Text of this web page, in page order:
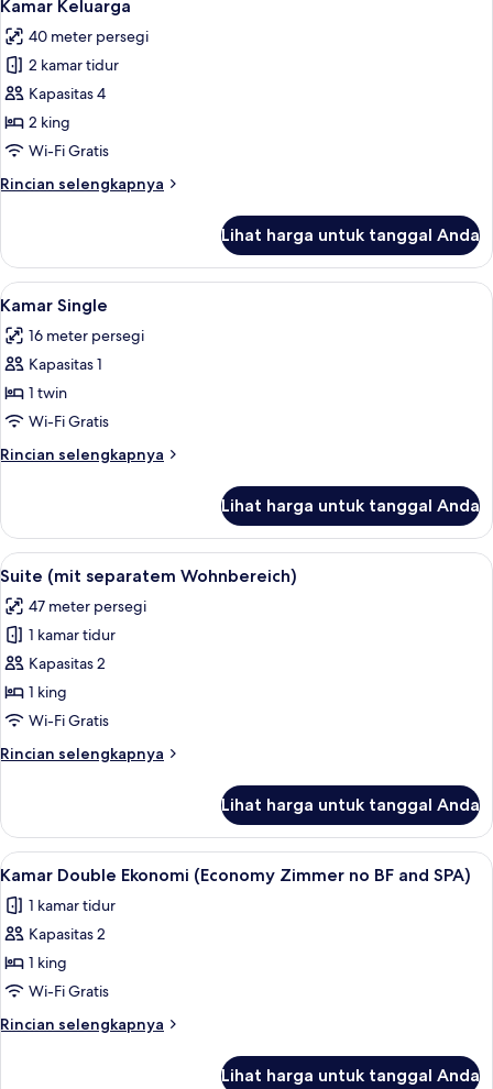
semua
foto
untuk
Kamar
Keluarga
Kamar Keluarga
40 meter persegi
2 kamar tidur
Kapasitas 4
2 king
Wi-Fi Gratis
Rincian selengkapnya
Rincian
Kamar
Keluarga
Lihat harga untuk tanggal Anda
Lihat
semua
foto
untuk
Kamar
Single
Kamar Single | Seprai antialergi,
6
Kamar Single
16 meter persegi
Kapasitas 1
1 twin
Wi-Fi Gratis
Rincian selengkapnya
Rincian
Kamar
Single
Lihat harga untuk tanggal Anda
Lihat
semua
foto
untuk
Suite
(mit
separatem
Suite (mit separatem Wohnbereich)
16
Suite (mit separatem Wohnbereich)
47 meter persegi
1 kamar tidur
Kapasitas 2
1 king
Wi-Fi Gratis
Rincian selengkapnya
Rincian
Suite
(mit
separatem
Lihat harga untuk tanggal Anda
Lihat
semua
foto
untuk
Kamar
Double
Ekonomi
(Economy
Seprai antialergi, brankas, meja
3
Kamar Double Ekonomi (Economy Zimmer no BF and SPA)
1 kamar tidur
Kapasitas 2
1 king
Wi-Fi Gratis
Rincian selengkapnya
Rincian
Lihat harga untuk tanggal Anda